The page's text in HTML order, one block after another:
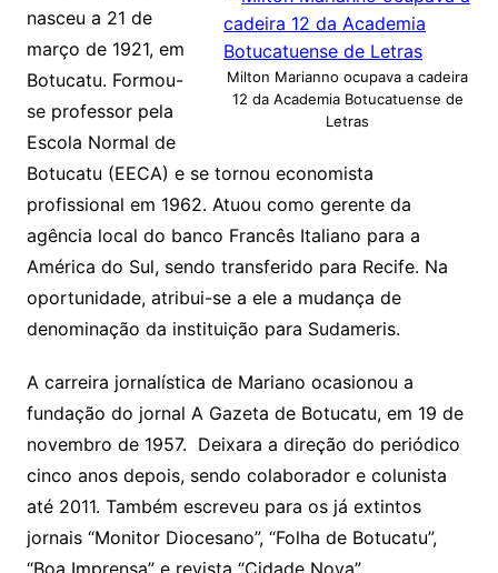
Milton Marianno ocupava a cadeira
12 da Academia Botucatuense de
Letras
nasceu a 21 de
março de 1921, em
Botucatu. Formou-
se professor pela
Escola Normal de
Botucatu (EECA) e se tornou economista
profissional em 1962. Atuou como gerente da
agência local do banco Francês Italiano para a
América do Sul, sendo transferido para Recife. Na
oportunidade, atribui-se a ele a mudança de
denominação da instituição para Sudameris.
A carreira jornalística de Mariano ocasionou a
fundação do jornal A Gazeta de Botucatu, em 19 de
novembro de 1957. Deixara a direção do periódico
cinco anos depois, sendo colaborador e colunista
até 2011. Também escreveu para os já extintos
jornais “Monitor Diocesano”, “Folha de Botucatu”,